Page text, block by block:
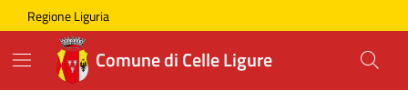
Skip to main content
Comune di Celle Ligure
Regione Liguria
Comune di Celle Ligure